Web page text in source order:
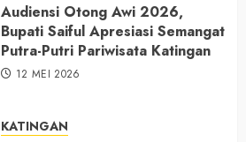
Audiensi Otong Awi 2026,
Bupati Saiful Apresiasi Semangat
Putra-Putri Pariwisata Katingan
12 MEI 2026
KATINGAN